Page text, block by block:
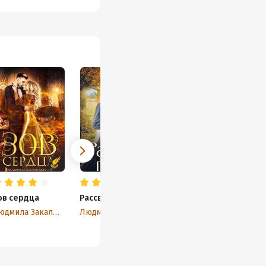
сердца
Людмила Закалюжная
Рассвет после